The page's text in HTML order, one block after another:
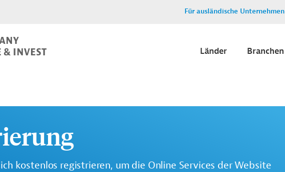
Für ausländische Unternehmen
Länder Branchen
kostenlos registrieren, um die Online Services der Website